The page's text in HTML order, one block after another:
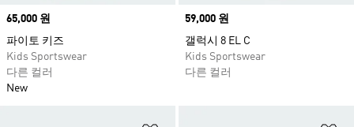
Price
65,000 원
파이토 키즈
Kids Sportswear
다른 컬러
New
Price
59,000 원
갤럭시 8 EL C
Kids Sportswear
다른 컬러